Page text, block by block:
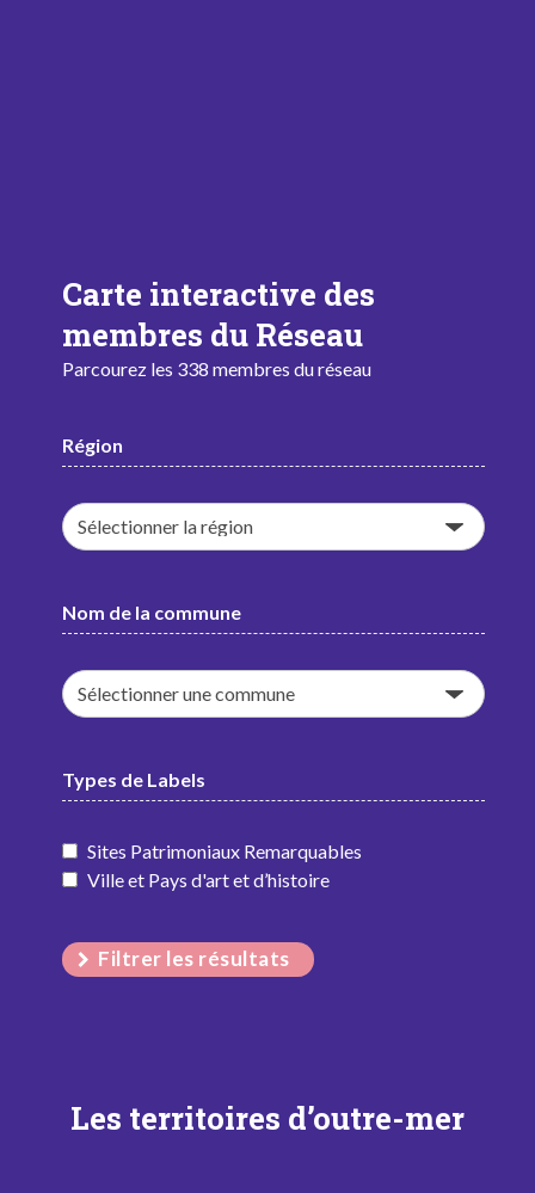
Carte interactive des
membres du Réseau
Parcourez les 338 membres du réseau
Région
Nom de la commune
Types de Labels
Sites Patrimoniaux Remarquables
Ville et Pays d'art et d’histoire
Filtrer les résultats
Les territoires d’outre-mer